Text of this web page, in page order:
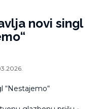
novi singl